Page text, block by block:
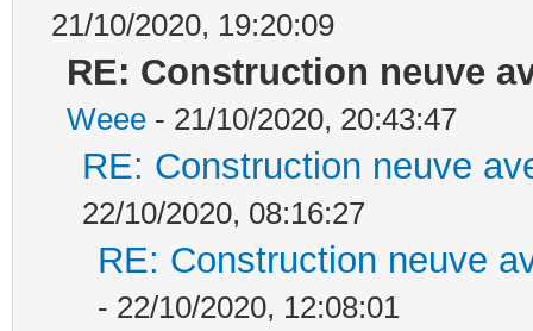
21/10/2020, 19:20:09
RE: Construction neuve
Weee - 21/10/2020, 20:43:47
RE: Construction neuve
22/10/2020, 08:16:27
RE: Construction neuve
- 22/10/2020, 12:08:01